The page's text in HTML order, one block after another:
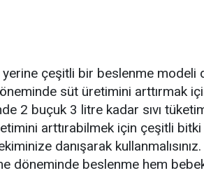
çeşitli bir beslenme modeli
süt üretimini arttırmak
2 buçuk 3 litre kadar sıvı
arttırabilmek için çeşitli bitki
danışarak kullanmalısınız.
döneminde beslenme hem